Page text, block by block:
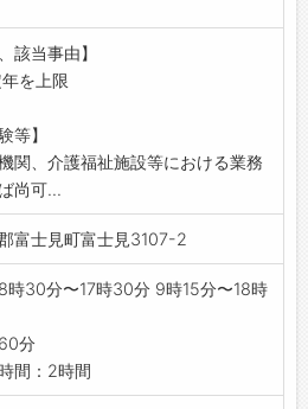
なし
9年4月以降の採
。
該当事由】
を上限
等】
関、介護福祉施設等における業務
尚可...
富士見町富士見3107-2
時30分〜17時30分 9時15分〜18時
分
間：2時間